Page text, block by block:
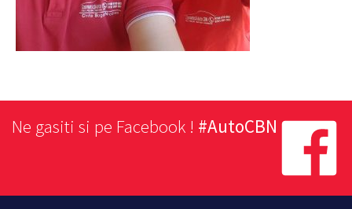
Ne gasiti si pe Facebook ! #AutoCBN